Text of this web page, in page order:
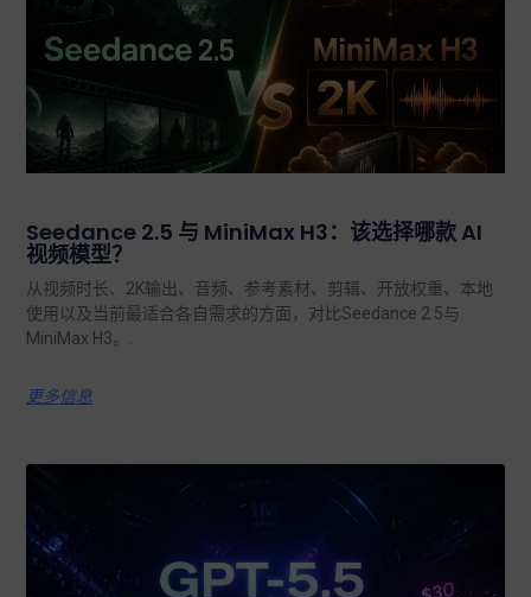
Seedance 2.5 与 MiniMax H3：该选择哪款 AI
视频模型？
从视频时长、2K输出、音频、参考素材、剪辑、开放权重、本地
使用以及当前最适合各自需求的方面，对比Seedance 2.5与
MiniMax H3。.
更多信息